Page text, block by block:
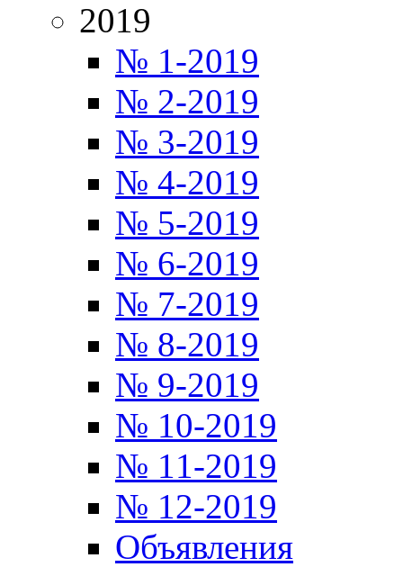
2019
№ 1-2019
№ 2-2019
№ 3-2019
№ 4-2019
№ 5-2019
№ 6-2019
№ 7-2019
№ 8-2019
№ 9-2019
№ 10-2019
№ 11-2019
№ 12-2019
Объявления